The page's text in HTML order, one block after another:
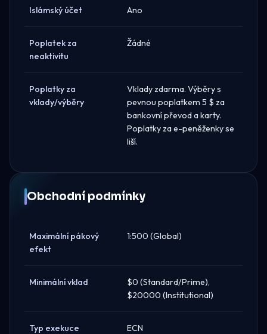
Islámský účet Ano
Poplatek za
neaktivitu
Žádné
Poplatky za
vklady/výběry
Vklady zdarma. Výběry s
pevnou poplatkem 5 $ za
bankovní převod a karty.
Poplatky za e-peněženky se
liší.
Obchodní podmínky
Maximální pákový
efekt
1:500 (Global)
Minimální vklad
$0 (Standard/Prime),
$20000 (Institutional)
Typ exekuce ECN